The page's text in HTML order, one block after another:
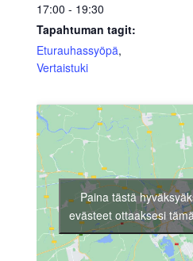
17:00 - 19:30
Tapahtuman tagit:
Eturauhassyöpä,
Vertaistuki
Paina tästä
evästeet ottaaksesi